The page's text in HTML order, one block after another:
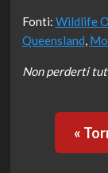
Fonti: Wildlife
Queensland,
Non perderti
«